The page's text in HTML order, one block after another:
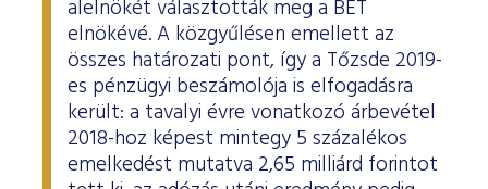
alelnökét választották meg a BÉT
elnökévé. A közgyűlésen emellett az
összes határozati pont, így a Tőzsde 2019-
es pénzügyi beszámolója is elfogadásra
került: a tavalyi évre vonatkozó árbevétel
2018-hoz képest mintegy 5 százalékos
emelkedést mutatva 2,65 milliárd forintot